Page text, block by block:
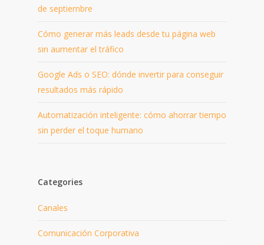
de septiembre
Cómo generar más leads desde tu página web
sin aumentar el tráfico
Google Ads o SEO: dónde invertir para conseguir
resultados más rápido
Automatización inteligente: cómo ahorrar tiempo
sin perder el toque humano
Categories
Canales
Comunicación Corporativa